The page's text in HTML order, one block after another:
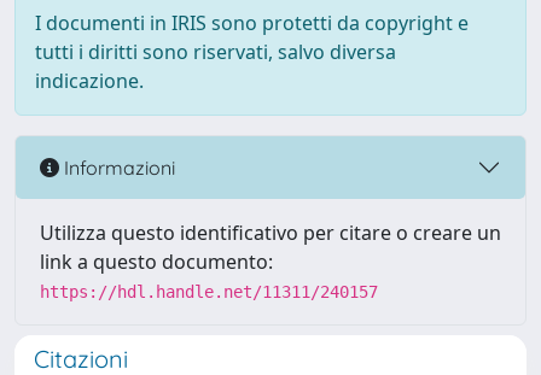
I documenti in IRIS sono protetti da copyright e
tutti i diritti sono riservati, salvo diversa
indicazione.
Informazioni
Utilizza questo identificativo per citare o creare un
link a questo documento:
https://hdl.handle.net/11311/240157
Citazioni